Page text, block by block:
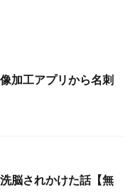
加工アプリから名刺
脳されかけた話【無